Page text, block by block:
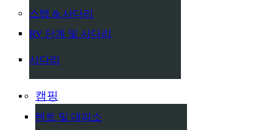
스텝 & 사다리
RV 단계 및 사다리
사다리
캠핑
텐트 및 대피소